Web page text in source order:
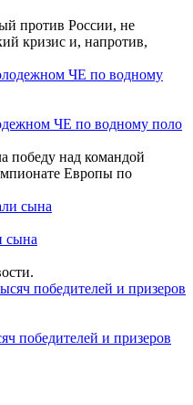
против России, не
кризис и, напротив,
ЧЕ по водному поло
победу над командой
Европы по
сына
победителей и призеров